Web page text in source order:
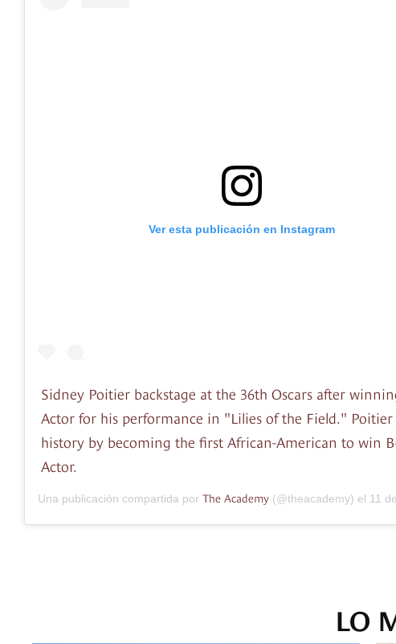
Ver esta publicación en Instagram
Sidney Poitier backstage at the 36th Oscars after
Actor for his performance in "Lilies of the Field." Poitier
history by becoming the first African-American to win
Actor.
Una publicación compartida por The Academy (@theacademy) el 11 de Feb de
LO